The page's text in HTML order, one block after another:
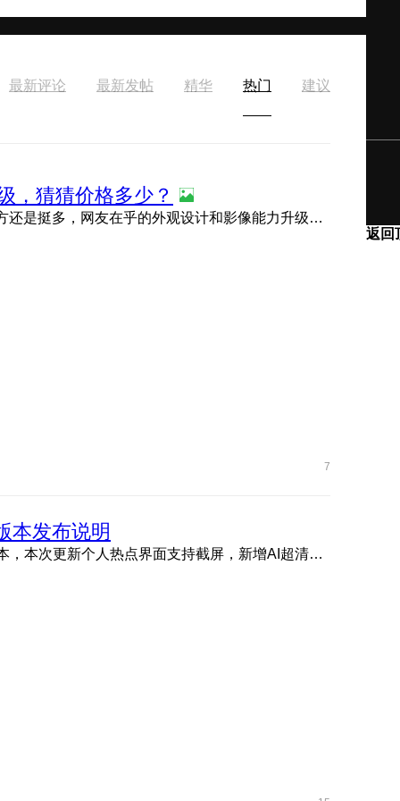
最新评论 最新发帖 精华 热门 建议
，猜猜价格多少？
下个礼拜应该开始预热了！荣耀 Magic V Flip 2升级的地方还是挺多，网友在乎的外观设计和影像能力升级毕竟明显， ...
7
本发布说明
亲爱的用户，欢迎大家体验荣耀Magic VFlip 9.0.0.169版本，本次更新个人热点界面支持截屏，新增AI超清、指南针振 ...
返回